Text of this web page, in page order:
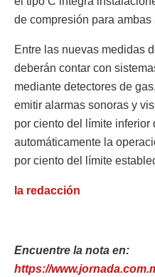
de compresión para ambas
Entre las nuevas medidas
deberán contar con
mediante detectores de
emitir alarmas sonoras y
por ciento del límite
automáticamente la
por ciento del límite
la redacción
Encuentre la nota en:
https://